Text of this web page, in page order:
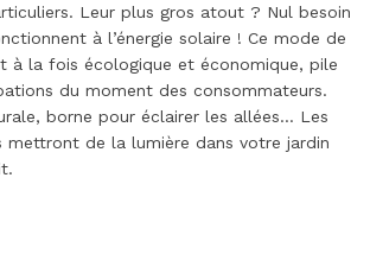
Leur plus gros atout ? Nul besoin
à l’énergie solaire ! Ce mode de
à la fois écologique et économique, pile
du moment des consommateurs.
borne pour éclairer les allées… Les
mettront de la lumière dans votre jardin